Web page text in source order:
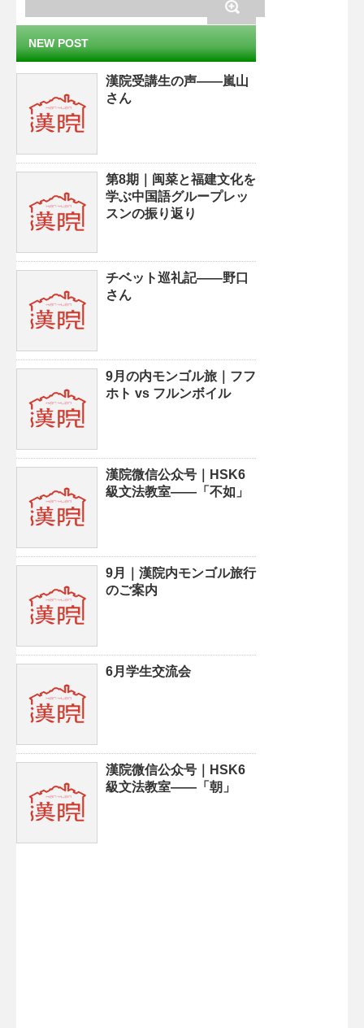
NEW POST
漢院受講生の声——嵐山
さん
第8期｜闽菜と福建文化を
学ぶ中国語グループレッ
スンの振り返り
チベット巡礼記——野口
さん
9月の内モンゴル旅｜フフ
ホト vs フルンボイル
漢院微信公众号｜HSK6
級文法教室——「不如」
9月｜漢院内モンゴル旅行
のご案内
6月学生交流会
漢院微信公众号｜HSK6
級文法教室——「朝」